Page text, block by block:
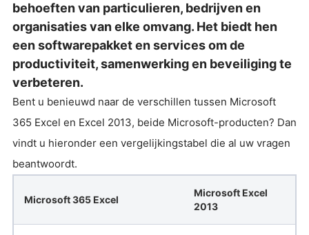
behoeften van particulieren, bedrijven en
organisaties van elke omvang. Het biedt hen
een softwarepakket en services om de
productiviteit, samenwerking en beveiliging te
verbeteren.
Bent u benieuwd naar de verschillen tussen Microsoft
365 Excel en Excel 2013, beide Microsoft-producten? Dan
vindt u hieronder een vergelijkingstabel die al uw vragen
beantwoordt.
Microsoft 365 Excel
Microsoft Excel
2013